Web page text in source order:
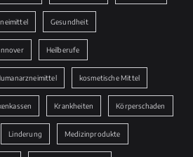
Gesundheit
Heilberufe
kosmetische Mittel
Krankheiten Körperschaden
Linderung Medizinprodukte